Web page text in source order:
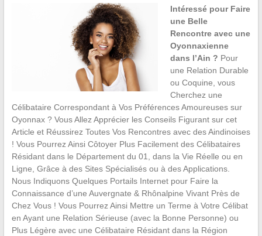
Intéressé pour Faire
une Belle
Rencontre avec une
Oyonnaxienne
dans l’Ain ? Pour
une Relation Durable
ou Coquine, vous
Cherchez une
Célibataire Correspondant à Vos Préférences Amoureuses sur
Oyonnax ? Vous Allez Apprécier les Conseils Figurant sur cet
Article et Réussirez Toutes Vos Rencontres avec des Aindinoises
! Vous Pourrez Ainsi Côtoyer Plus Facilement des Célibataires
Résidant dans le Département du 01, dans la Vie Réelle ou en
Ligne, Grâce à des Sites Spécialisés ou à des Applications.
Nous Indiquons Quelques Portails Internet pour Faire la
Connaissance d’une Auvergnate & Rhônalpine Vivant Près de
Chez Vous ! Vous Pourrez Ainsi Mettre un Terme à Votre Célibat
en Ayant une Relation Sérieuse (avec la Bonne Personne) ou
Plus Légère avec une Célibataire Résidant dans la Région